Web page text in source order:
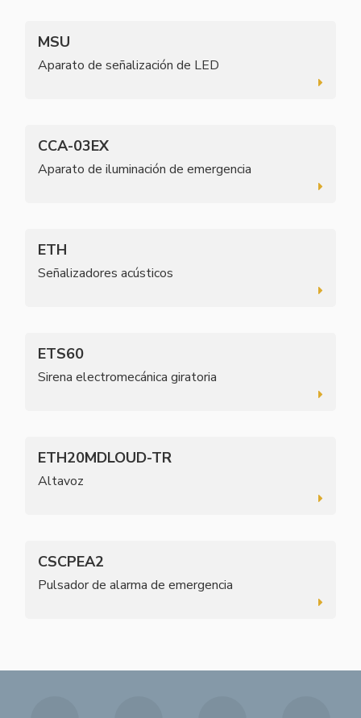
MSU
Aparato de señalización de LED
CCA-03EX
Aparato de iluminación de emergencia
ETH
Señalizadores acústicos
ETS60
Sirena electromecánica giratoria
ETH20MDLOUD-TR
Altavoz
CSCPEA2
Pulsador de alarma de emergencia